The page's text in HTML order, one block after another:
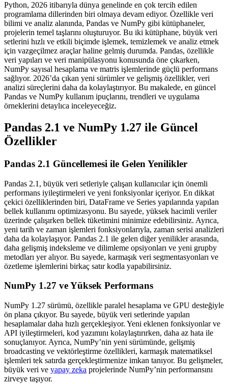
Python, 2026 itibarıyla dünya genelinde en çok tercih edilen
programlama dillerinden biri olmaya devam ediyor. Özellikle veri
bilimi ve analiz alanında, Pandas ve NumPy gibi kütüphaneler,
projelerin temel taşlarını oluşturuyor. Bu iki kütüphane, büyük veri
setlerini hızlı ve etkili biçimde işlemek, temizlemek ve analiz etmek
için vazgeçilmez araçlar haline gelmiş durumda. Pandas, özellikle
veri yapıları ve veri manipülasyonu konusunda öne çıkarken,
NumPy sayısal hesaplama ve matris işlemlerinde güçlü performans
sağlıyor. 2026’da çıkan yeni sürümler ve gelişmiş özellikler, veri
analizi süreçlerini daha da kolaylaştırıyor. Bu makalede, en güncel
Pandas ve NumPy kullanım ipuçlarını, trendleri ve uygulama
örneklerini detaylıca inceleyeceğiz.
Pandas 2.1 ve NumPy 1.27 ile Güncel
Özellikler
Pandas 2.1 Güncellemesi ile Gelen Yenilikler
Pandas 2.1, büyük veri setleriyle çalışan kullanıcılar için önemli
performans iyileştirmeleri ve yeni fonksiyonlar içeriyor. En dikkat
çekici özelliklerinden biri, DataFrame ve Series yapılarında yapılan
bellek kullanımı optimizasyonu. Bu sayede, yüksek hacimli veriler
üzerinde çalışırken bellek tüketimini minimize edebilirsiniz. Ayrıca,
yeni tarih ve zaman işlemleri fonksiyonlarıyla, zaman serisi analizleri
daha da kolaylaşıyor. Pandas 2.1 ile gelen diğer yenilikler arasında,
daha gelişmiş indeksleme ve dilimleme opsiyonları ve yeni grupby
metodları yer alıyor. Bu sayede, karmaşık veri segmentasyonları ve
özetleme işlemlerini birkaç satır kodla yapabilirsiniz.
NumPy 1.27 ve Yüksek Performans
NumPy 1.27 sürümü, özellikle paralel hesaplama ve GPU desteğiyle
ön plana çıkıyor. Bu sayede, büyük veri setlerinde yapılan
hesaplamalar daha hızlı gerçekleşiyor. Yeni eklenen fonksiyonlar ve
API iyileştirmeleri, kod yazımını kolaylaştırırken, daha az hata ile
sonuçlanıyor. Ayrıca, NumPy’nin yeni sürümünde, gelişmiş
broadcasting ve vektörleştirme özellikleri, karmaşık matematiksel
işlemleri tek satırda gerçekleştirmenize imkan tanıyor. Bu gelişmeler,
büyük veri ve yapay zeka projelerinde NumPy’nin performansını
zirveye taşıyor.